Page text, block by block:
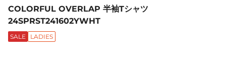
COLORFUL OVERLAP 半袖Tシャツ
24SPRST241602YWHT
SALE LADIES